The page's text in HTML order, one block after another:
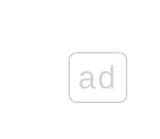
ad